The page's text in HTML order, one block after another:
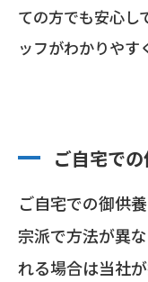
ての方でも安心し
ッフがわかりやす
ご自宅で
ご自宅での御供
宗派で方法が異
れる場合は当社